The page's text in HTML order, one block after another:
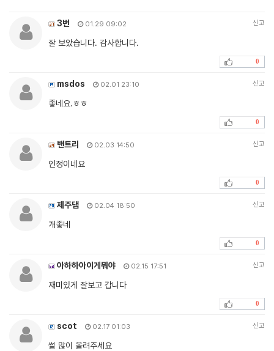
3번 01.29 09:02 신고
잘 보았습니다. 감사합니다.
0
msdos 02.01 23:10 신고
좋네요.ㅎㅎ
0
밴트리 02.03 14:50 신고
인정이네요
0
제주댐 02.04 18:50 신고
개좋네
0
아하하아이게뭐야 02.15 17:51 신고
재미있게 잘보고 갑니다
0
scot 02.17 01:03 신고
썰 많이 올려주세요